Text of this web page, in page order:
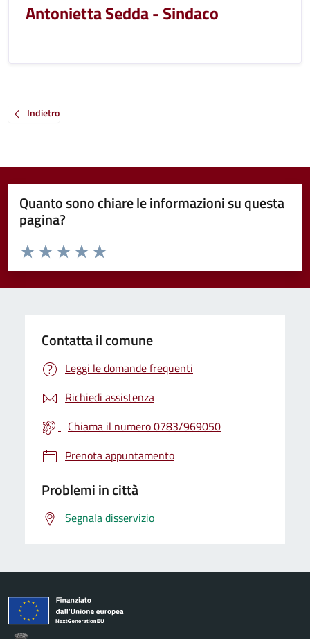
Antonietta Sedda - Sindaco
Indietro
Quanto sono chiare le informazioni su questa
pagina?
Valuta da 1 a 5 stelle la pagina
Valuta 5 stelle su 5
Valuta 4 stelle su 5
Valuta 3 stelle su 5
Valuta 2 stelle su 5
Valuta 1 stelle su 5
Contatta il comune
Leggi le domande frequenti
Richiedi assistenza
Chiama il numero 0783/969050
Prenota appuntamento
Problemi in città
Segnala disservizio